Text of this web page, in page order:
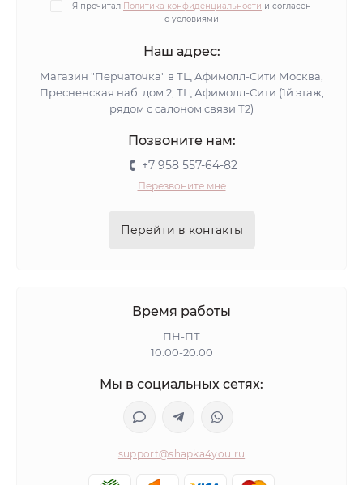
Я прочитал Политика конфиденциальности и согласен
с условиями
Наш адрес:
Магазин "Перчаточка" в ТЦ Афимолл-Сити Москва,
Пресненская наб. дом 2, ТЦ Афимолл-Сити (1й этаж,
рядом с салоном связи Т2)
Позвоните нам:
+7 958 557-64-82
Перезвоните мне
Перейти в контакты
Время работы
ПН-ПТ
10:00-20:00
Мы в социальных сетях:
support@shapka4you.ru